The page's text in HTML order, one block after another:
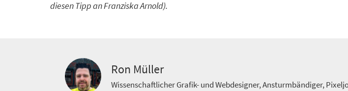
diesen Tipp an Franziska Arnold).
Ron Müller
Wissenschaftlicher Grafik- und Webdesigner, Ansturmbändiger,